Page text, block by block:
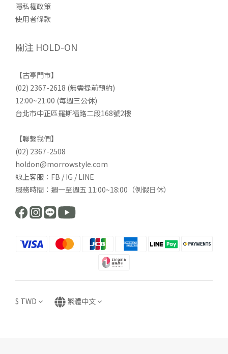
隱私權政策
使用者條款
關注 HOLD-ON
【古亭門市】
(02) 2367-2618 (無需提前預約)
12:00~21:00 (每週三公休)
台北市中正區羅斯福路二段168號2樓
【聯繫我們】
(02) 2367-2508
holdon@morrowstyle.com
線上客服：FB / IG / LINE
服務時間：週一至週五 11:00~18:00（例假日休）
$ TWD 繁體中文